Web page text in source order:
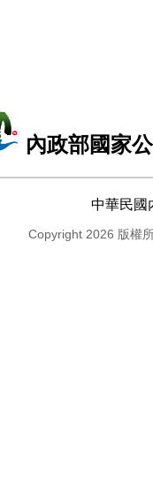
內政部國家
中華民國
Copyright 2026 版權